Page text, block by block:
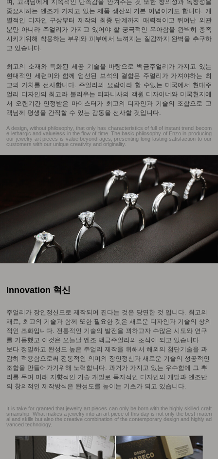
며, 고객님에게 지속적인 만족감을 안겨주는 것 또한 창의성과 독창성을
중요시하는 엔조가 가지고 있는 제품 생산의 기본 이념이기도 합니다. 개
별적인 디자인 구상부터 제작의 최종 단계까지 매력적이고 뛰어난 외관
뿐만 아니라 주얼리가 가지고 있어야 할 궁극적인 우아함을 완벽히 충족
시키기위해 착용하는 부위와 피부에서 느껴지는 질감까지 완벽을 추구하
고 있습니다.
최고의 소재와 특화된 세공 기술을 바탕으로 백금주얼리가 가지고 있는
현대적인 세련미와 함께 엄선된 보석의 결합은 주얼리가 가져야하는 최
고의 가치를 선사합니다. 주얼리의 요람이라 할 수있는 미국에서 현대주
얼리 디자인의 최고라 불리우는 티파니사의 객원 디자이너와 미국현지에
서 오랜기간 인정받은 마이스터가 최고의 디자인과 기술의 조합으로 고
객님께 평생을 간직할 수 있는 감동을 선사할 것입니다.
A design, without philosophy, that only has characteristics of full of instant trend becom
e lethargic and valueless in the flow of time. The basic philosophy of Enzo in producing
our jewelry art pieces is value beyond ages, presenting long lasting satisfaction to our
customers with our unique creativity and originality.
Innovation 혁신
주얼리가 장인정신으로 제작되어 진다는 것은 당연한 것 입니다. 최고의
재료, 최고의 기술과 함께 또한 필요한 것은 새로운 디자인과 기술의 창의
적인 조화입니다. 전통적인 기술의 발전을 꾀하고자 수많은 시도와 연구
를 거듭했고 이것은 오늘날 엔조 백금주얼리의 초석이 되고 있습니다.
보다 정밀하고 완성도 높은 주얼리 제작을 위해서 해외의 첨단기술을 과
감히 적용함으로써 전통적인 의미의 장인정신과 새로운 기술의 성공적인
조합을 만들어가기위해 노력합니다. 과거가 가지고 있는 우수함에 그 뿌
리를 두며 미래 지향적인 기술 개발로 독자적인 디자인의 개발과 엔조만
의 창의적인 제작방식은 완성도를 높이는 기초가 되고 있습니다.
It is take for granted that jewelry art pieces can only be born with the highly skilled craft
smanship. What makes a jewelry into an art piece of this day is not only the best materi
al and skills but also the creative combination of the contemporary design and highly ad
vanced technology.